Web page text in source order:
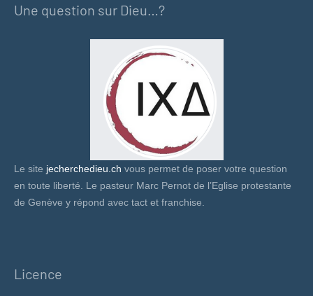
Une question sur Dieu…?
Le site jecherchedieu.ch vous permet de poser votre question
en toute liberté. Le pasteur Marc Pernot de l’Eglise protestante
de Genève y répond avec tact et franchise.
Licence